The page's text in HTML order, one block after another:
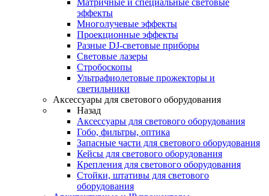
Матричные и специальные световые
эффекты
Многолучевые эффекты
Проекционные эффекты
Разные DJ-световые приборы
Световые лазеры
Стробоскопы
Ультрафиолетовые прожекторы и
светильники
Аксессуары для светового оборудования
Назад
Аксессуары для светового оборудования
Гобо, фильтры, оптика
Запасные части для светового оборудования
Кейсы для светового оборудования
Крепления для светового оборудования
Стойки, штативы для светового
оборудования